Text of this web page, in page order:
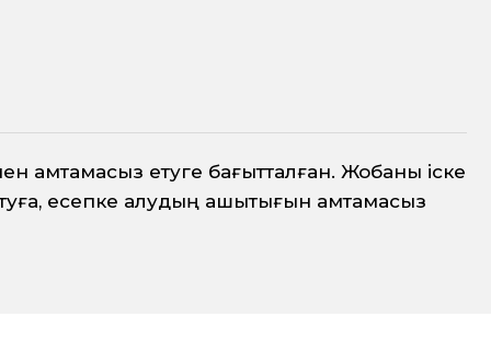
қамтамасыз етуге бағытталған. Жобаны іске
есепке алудың ашықтығын қамтамасыз